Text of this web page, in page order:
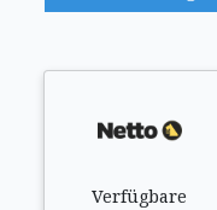
Verfügbare